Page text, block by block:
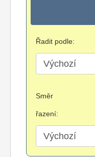
Řadit podle:
Směr
řazení: